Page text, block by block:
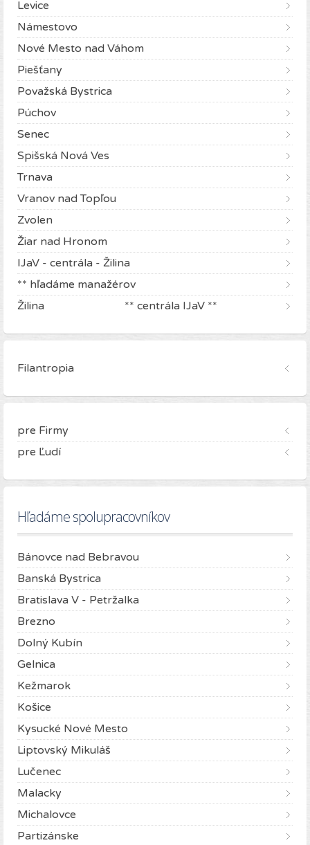
Levice
Námestovo
Nové Mesto nad Váhom
Piešťany
Považská Bystrica
Púchov
Senec
Spišská Nová Ves
Trnava
Vranov nad Topľou
Zvolen
Žiar nad Hronom
IJaV - centrála - Žilina
** hľadáme manažérov
Žilina ** centrála IJaV **
Filantropia
pre Firmy
pre Ľudí
Hľadáme spolupracovníkov
Bánovce nad Bebravou
Banská Bystrica
Bratislava V - Petržalka
Brezno
Dolný Kubín
Gelnica
Kežmarok
Košice
Kysucké Nové Mesto
Liptovský Mikuláš
Lučenec
Malacky
Michalovce
Partizánske